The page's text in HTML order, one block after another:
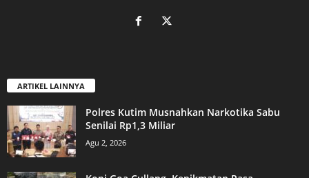
ARTIKEL LAINNYA
Polres Kutim Musnahkan Narkotika Sabu
Senilai Rp1,3 Miliar
Agu 2, 2026